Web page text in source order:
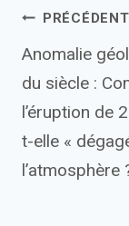
de
PRÉCÉDENT
Anomalie
du siècle :
l’éruption de
t-elle «
l’atmosphère